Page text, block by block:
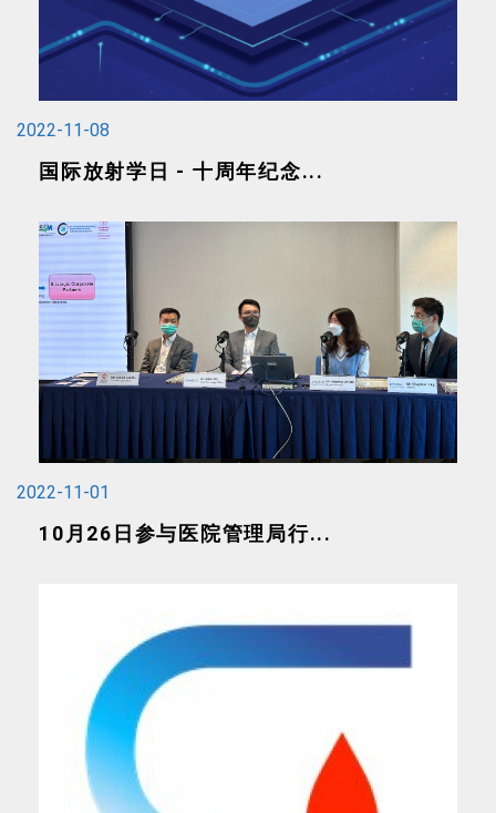
2022-11-08
国际放射学日 - 十周年纪念...
2022-11-01
10月26日参与医院管理局行...